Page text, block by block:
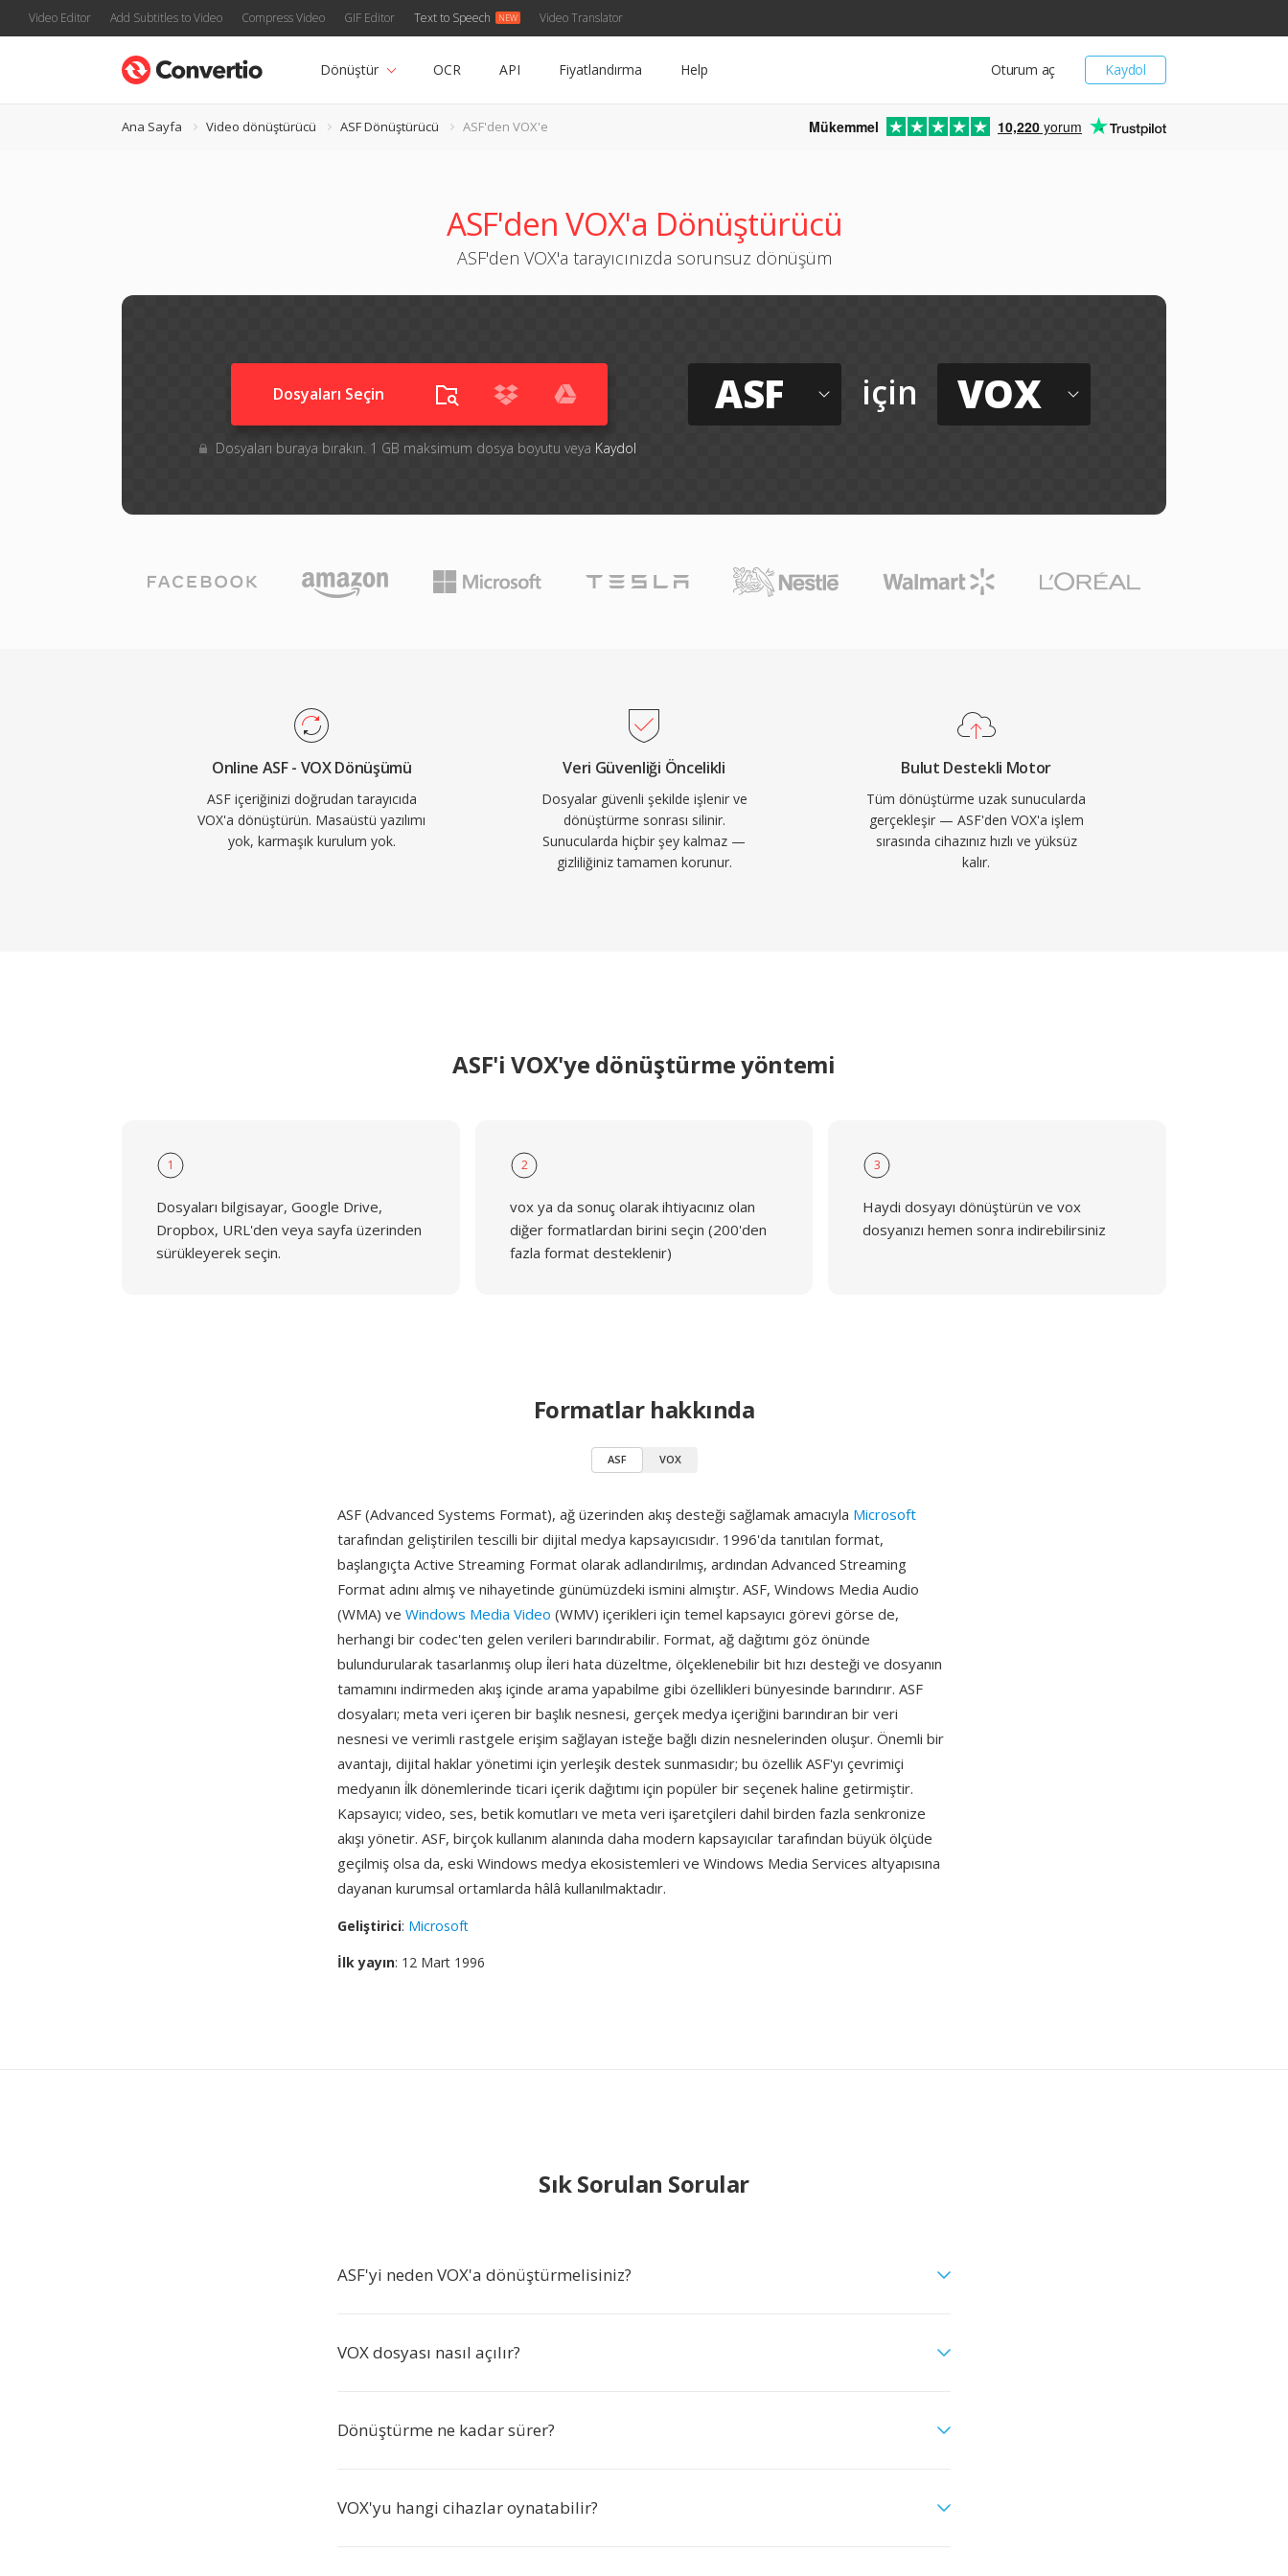
Video Editor Add Subtitles to Video Compress Video GIF Editor Text to Speech Video Translator
Kaydol
Oturum aç
Dönüştür OCR API Fiyatlandırma Help
Ana Sayfa Video dönüştürücü ASF Dönüştürücü ASF'den VOX'e Mükemmel 10,220 yorum
ASF'den VOX'a Dönüştürücü
ASF'den VOX'a tarayıcınızda sorunsuz dönüşüm
Dosyaları Seçin
Dosyaları buraya bırakın. 1 GB maksimum dosya boyutu veya Kaydol
ASF için VOX
Online ASF - VOX Dönüşümü
ASF içeriğinizi doğrudan tarayıcıda
VOX'a dönüştürün. Masaüstü yazılımı
yok, karmaşık kurulum yok.
Veri Güvenliği Öncelikli
Dosyalar güvenli şekilde işlenir ve
dönüştürme sonrası silinir.
Sunucularda hiçbir şey kalmaz —
gizliliğiniz tamamen korunur.
Bulut Destekli Motor
Tüm dönüştürme uzak sunucularda
gerçekleşir — ASF'den VOX'a işlem
sırasında cihazınız hızlı ve yüksüz
kalır.
ASF'i VOX'ye dönüştürme yöntemi
1
Dosyaları bilgisayar, Google Drive,
Dropbox, URL'den veya sayfa üzerinden
sürükleyerek seçin.
2
vox ya da sonuç olarak ihtiyacınız olan
diğer formatlardan birini seçin (200'den
fazla format desteklenir)
3
Haydi dosyayı dönüştürün ve vox
dosyanızı hemen sonra indirebilirsiniz
Formatlar hakkında
ASF VOX
ASF (Advanced Systems Format), ağ üzerinden akış desteği sağlamak amacıyla Microsoft
tarafından geliştirilen tescilli bir dijital medya kapsayıcısıdır. 1996'da tanıtılan format,
başlangıçta Active Streaming Format olarak adlandırılmış, ardından Advanced Streaming
Format adını almış ve nihayetinde günümüzdeki ismini almıştır. ASF, Windows Media Audio
(WMA) ve Windows Media Video (WMV) içerikleri için temel kapsayıcı görevi görse de,
herhangi bir codec'ten gelen verileri barındırabilir. Format, ağ dağıtımı göz önünde
bulundurularak tasarlanmış olup i̇leri hata düzeltme, ölçeklenebilir bit hızı desteği ve dosyanın
tamamını indirmeden akış içinde arama yapabilme gibi özellikleri bünyesinde barındırır. ASF
dosyaları; meta veri içeren bir başlık nesnesi, gerçek medya içeriğini barındıran bir veri
nesnesi ve verimli rastgele erişim sağlayan isteğe bağlı dizin nesnelerinden oluşur. Önemli bir
avantajı, dijital haklar yönetimi için yerleşik destek sunmasıdır; bu özellik ASF'yı çevrimiçi
medyanın i̇lk dönemlerinde ticari içerik dağıtımı için popüler bir seçenek haline getirmiştir.
Kapsayıcı; video, ses, betik komutları ve meta veri işaretçileri dahil birden fazla senkronize
akışı yönetir. ASF, birçok kullanım alanında daha modern kapsayıcılar tarafından büyük ölçüde
geçilmiş olsa da, eski Windows medya ekosistemleri ve Windows Media Services altyapısına
dayanan kurumsal ortamlarda hâlâ kullanılmaktadır.
Geliştirici: Microsoft
İlk yayın: 12 Mart 1996
Sık Sorulan Sorular
ASF'yi neden VOX'a dönüştürmelisiniz?
VOX dosyası nasıl açılır?
Dönüştürme ne kadar sürer?
VOX'yu hangi cihazlar oynatabilir?